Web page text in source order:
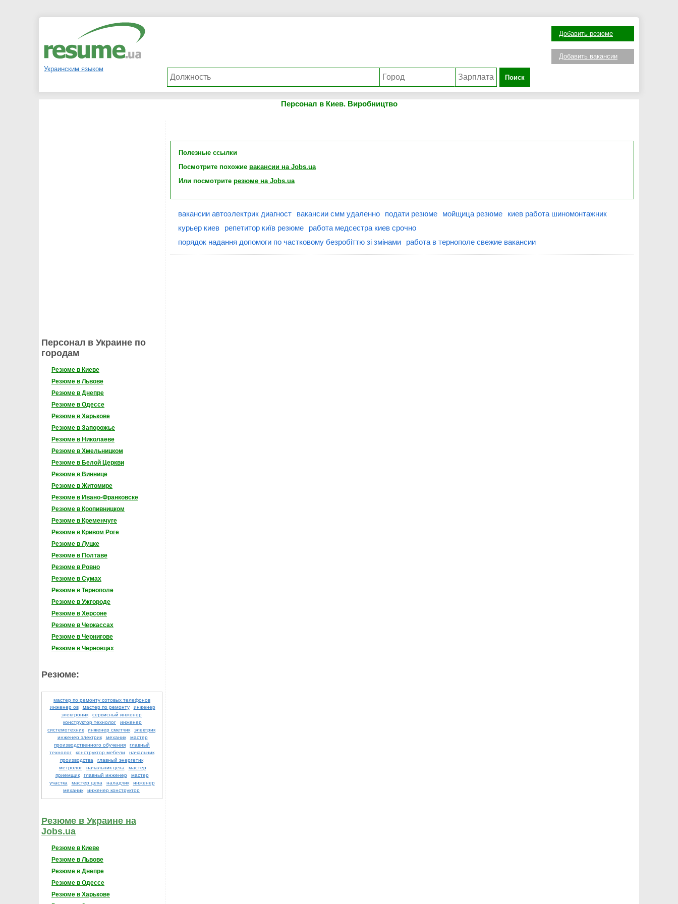
Украинским языком
Поиск
Добавить резюме
Добавить вакансии
Персонал в Киев. Виробництво
Персонал в Украине по
городам
Резюме в Киеве
Резюме в Львове
Резюме в Днепре
Резюме в Одессе
Резюме в Харькове
Резюме в Запорожье
Резюме в Николаеве
Резюме в Хмельницком
Резюме в Белой Церкви
Резюме в Виннице
Резюме в Житомире
Резюме в Ивано-Франковске
Резюме в Кропивницком
Резюме в Кременчуге
Резюме в Кривом Роге
Резюме в Луцке
Резюме в Полтаве
Резюме в Ровно
Резюме в Сумах
Резюме в Тернополе
Резюме в Ужгороде
Резюме в Херсоне
Резюме в Черкассах
Резюме в Чернигове
Резюме в Черновцах
Резюме:
мастер по ремонту сотовых телефонов
инженер ов
мастер по ремонту
инженер
электроник
сервисный инженер
конструктор технолог
инженер
системотехник
инженер сметчик
электрик
инженер электрик
механик
мастер
производственного обучения
главный
технолог
конструктор мебели
начальник
производства
главный энергетик
метролог
начальник цеха
мастер
приемщик
главный инженер
мастер
участка
мастер цеха наладчик
инженер
механик
инженер конструктор
Резюме в Украине на
Jobs.ua
Резюме в Киеве
Резюме в Львове
Резюме в Днепре
Резюме в Одессе
Резюме в Харькове
Полезные ссылки
Посмотрите похожие вакансии на Jobs.ua
Или посмотрите резюме на Jobs.ua
вакансии автоэлектрик диагност вакансии смм удаленно подати резюме мойщица резюме
киев работа шиномонтажник
курьер киев
репетитор київ резюме
работа медсестра киев срочно
порядок надання допомоги по частковому безробіттю зі змінами
работа в тернополе свежие вакансии